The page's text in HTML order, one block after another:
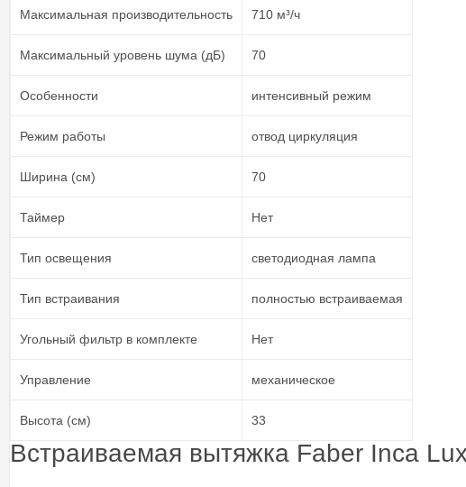
Максимальная производительность 710 м³/ч
Максимальный уровень шума (дБ) 70
Особенности интенсивный режим
Режим работы отвод циркуляция
Ширина (см) 70
Таймер Нет
Тип освещения светодиодная лампа
Тип встраивания полностью встраиваемая
Угольный фильтр в комплекте Нет
Управление механическое
Высота (см) 33
Встраиваемая вытяжка Faber Inca